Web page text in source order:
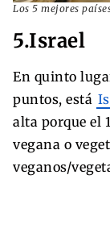
Los 5 mejores
5.Israel
En quinto
puntos, está
alta porque el
vegana o
veganos/